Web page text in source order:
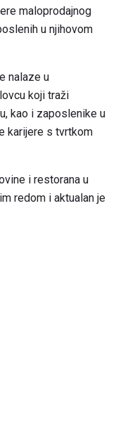
maloprodajnog
u njihovom
nalaze u
koji traži
kao i zaposlenike u
karijere s tvrtkom
i restorana u
redom i aktualan je